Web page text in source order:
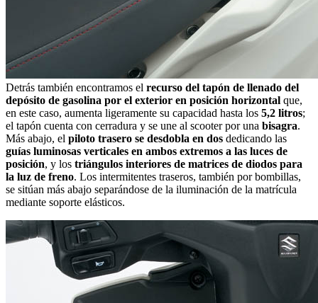
Detrás también encontramos el recurso del tapón de llenado del
depósito de gasolina por el exterior en posición horizontal que,
en este caso, aumenta ligeramente su capacidad hasta los 5,2 litros;
el tapón cuenta con cerradura y se une al scooter por una bisagra.
Más abajo, el piloto trasero se desdobla en dos dedicando las
guías luminosas verticales en ambos extremos a las luces de
posición, y los triángulos interiores de matrices de diodos para
la luz de freno. Los intermitentes traseros, también por bombillas,
se sitúan más abajo separándose de la iluminación de la matrícula
mediante soporte elásticos.